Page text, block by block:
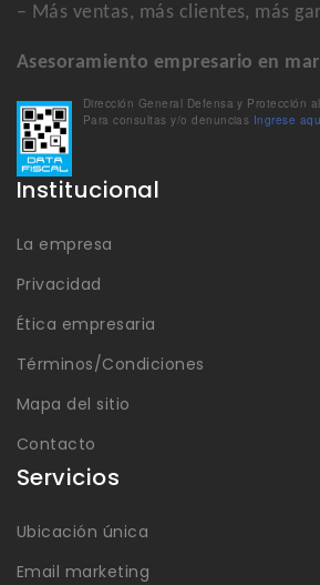
– Más ventas, más clientes, más
Asesoramiento empresario en
Dirección General Defensa y Protección
Para consultas y/o denuncias Ingrese
Institucional
La empresa
Privacidad
Ética empresaria
Términos/Condiciones
Mapa del sitio
Contacto
Servicios
Ubicación única
Email marketing